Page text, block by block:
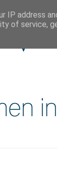
IP address
of service,